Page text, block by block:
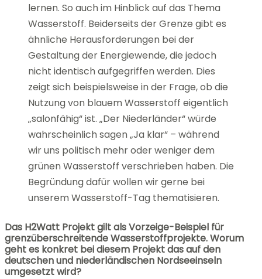
lernen. So auch im Hinblick auf das Thema
Wasserstoff. Beiderseits der Grenze gibt es
ähnliche Herausforderungen bei der
Gestaltung der Energiewende, die jedoch
nicht identisch aufgegriffen werden. Dies
zeigt sich beispielsweise in der Frage, ob die
Nutzung von blauem Wasserstoff eigentlich
„salonfähig“ ist. „Der Niederländer“ würde
wahrscheinlich sagen „Ja klar“ – während
wir uns politisch mehr oder weniger dem
grünen Wasserstoff verschrieben haben. Die
Begründung dafür wollen wir gerne bei
unserem Wasserstoff-Tag thematisieren.
Das H2Watt Projekt gilt als Vorzeige-Beispiel für
grenzüberschreitende Wasserstoffprojekte. Worum
geht es konkret bei diesem Projekt das auf den
deutschen und niederländischen Nordseeinseln
umgesetzt wird?